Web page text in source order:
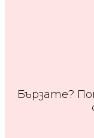
Бързате?